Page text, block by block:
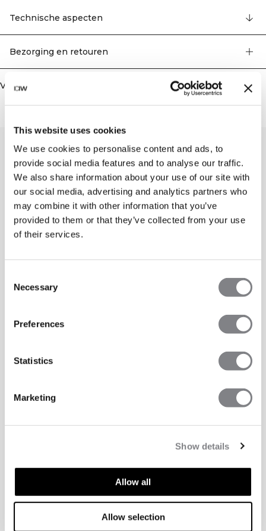
This website uses cookies
We use cookies to personalise content and ads, to
provide social media features and to analyse our traffic.
We also share information about your use of our site with
our social media, advertising and analytics partners who
may combine it with other information that you’ve
provided to them or that they’ve collected from your use
of their services.
Selection
Necessary
Preferences
Statistics
Marketing
Show details
Allow all
Allow selection
geribde boorden is deze hoodie zowel functioneel als trendy. Perfect voor elke
gelegenheid! De hoodie heeft een geborduurd ICIW-logo op de voorkant, een
kangoeroezak, verstelbare capuchon, standaard pasvorm en SWEATTECH™.
Technische aspecten
Bezorging en retouren
Vergelijkbare producten
TECHNISCHE ASPECTEN
Technische functies